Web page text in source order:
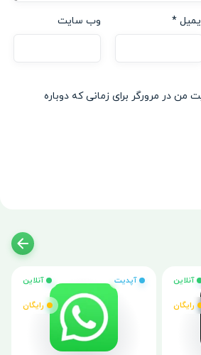
* وب‌ سایت
من در مرورگر برای زمانی که دوباره
آنلاین
رایگان
آپدیت آنلاین
رایگان